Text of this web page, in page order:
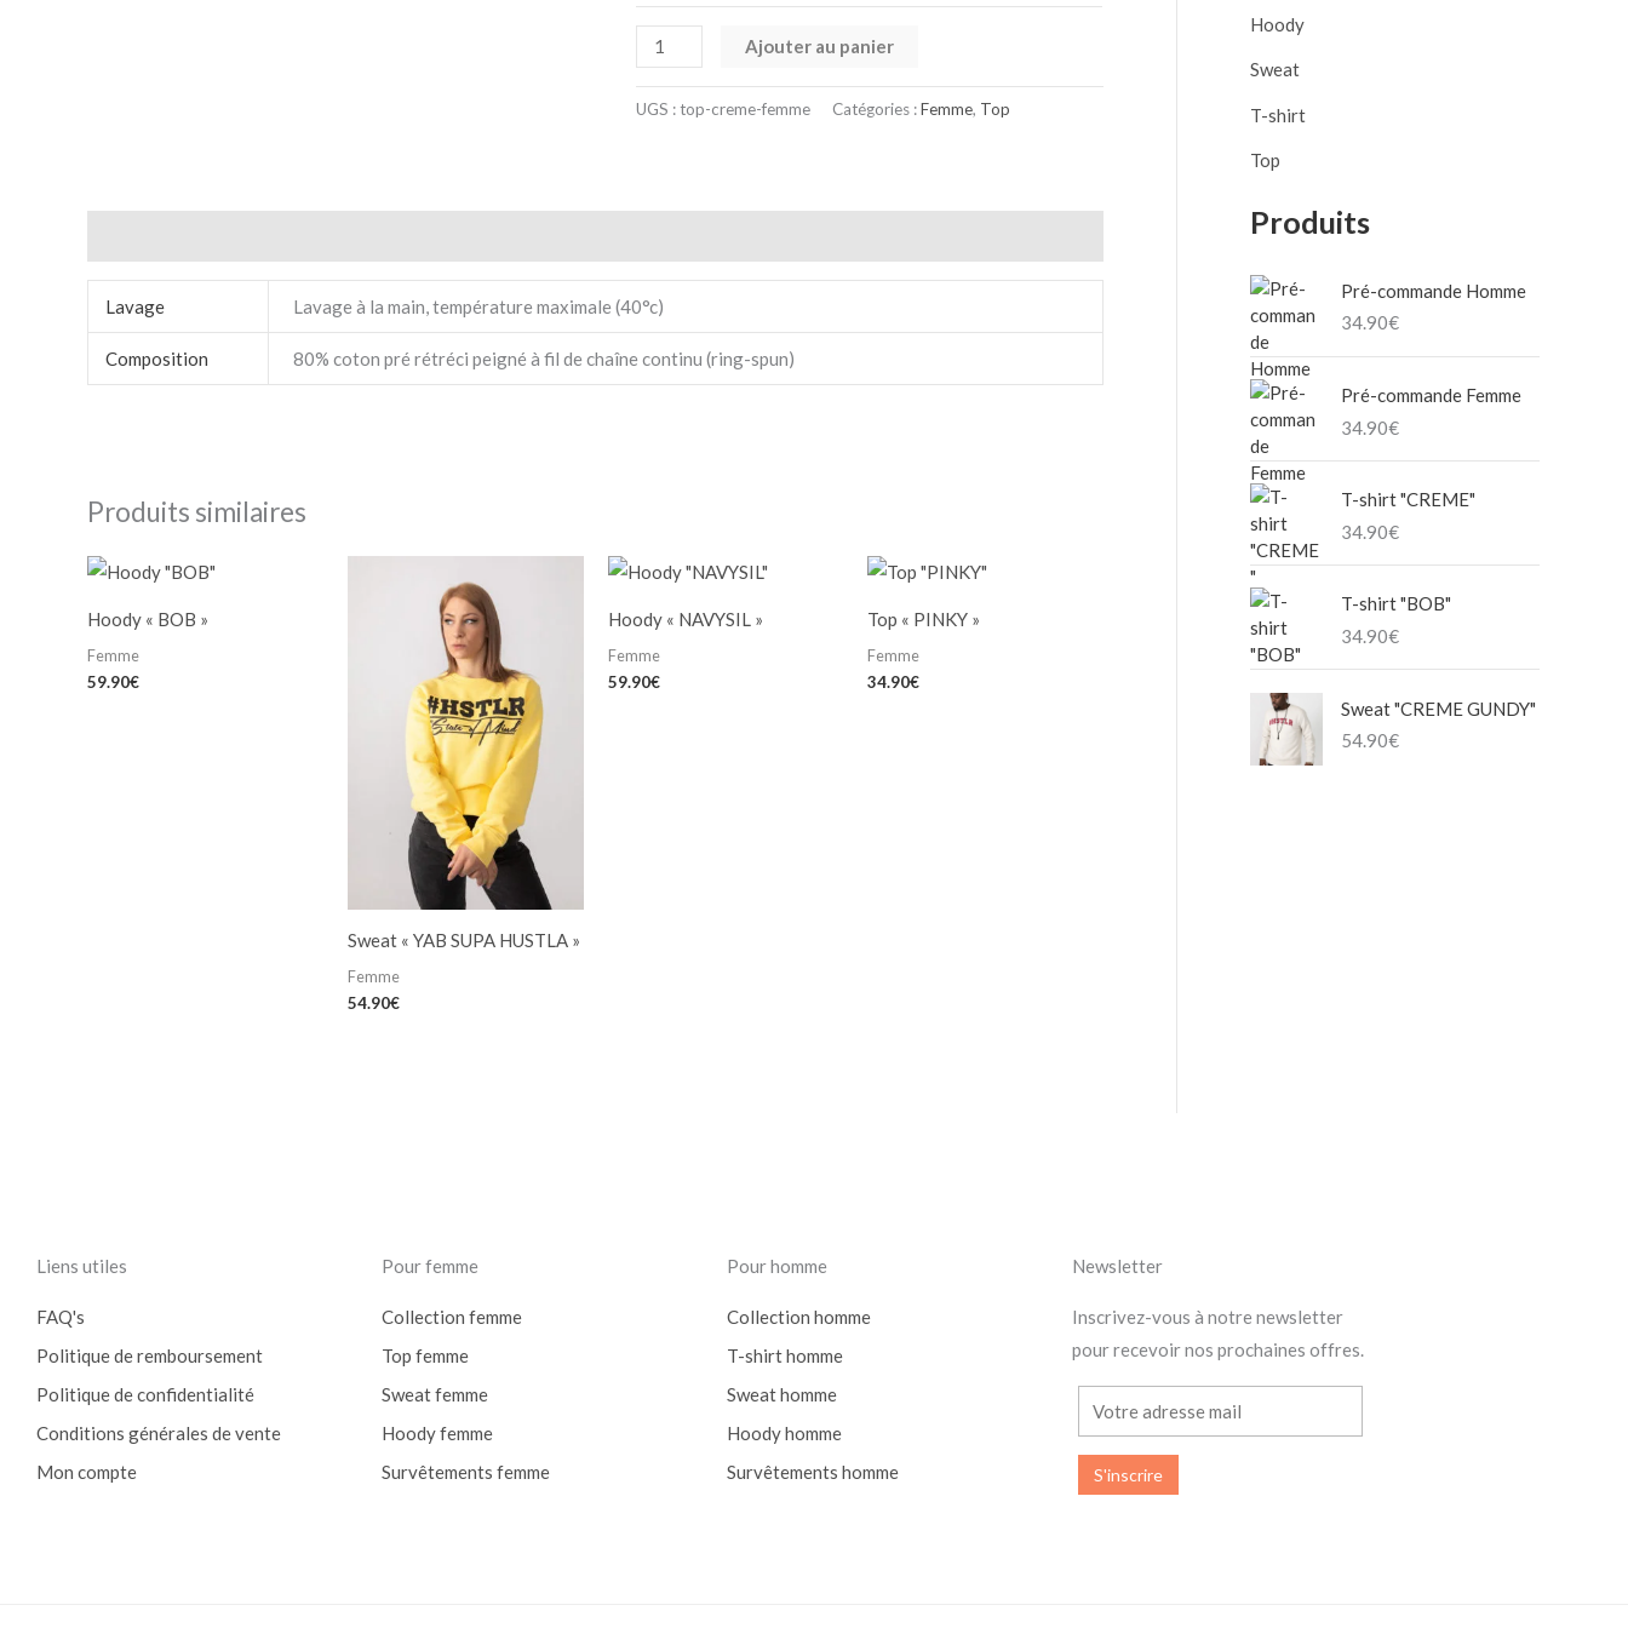
Ajouter au panier
UGS :top-creme-femme Catégories :Femme, Top
Lavage Lavage à la main, température maximale (40°c)
Composition 80% coton pré rétréci peigné à fil de chaîne continu (ring-spun)
Produits similaires
Hoody « BOB »
Femme
59.90€
Sweat « YAB SUPA HUSTLA »
Femme
54.90€
Hoody « NAVYSIL »
Femme
59.90€
Top « PINKY »
Femme
34.90€
o
Hoody
Sweat
T-shirt
Top
Produits
Pré-commande Homme
34.90€
Pré-commande Femme
34.90€
T-shirt "CREME"
34.90€
T-shirt "BOB"
34.90€
Sweat "CREME GUNDY"
54.90€
Liens utiles
FAQ's
Politique de remboursement
Politique de confidentialité
Conditions générales de vente
Mon compte
Pour femme
Collection femme
Top femme
Sweat femme
Hoody femme
Survêtements femme
Pour homme
Collection homme
T-shirt homme
Sweat homme
Hoody homme
Survêtements homme
Newsletter
Inscrivez-vous à notre newsletter
pour recevoir nos prochaines offres.